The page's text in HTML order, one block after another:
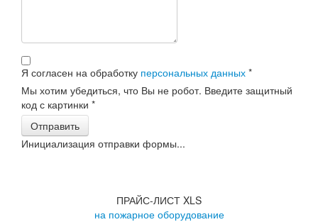
Я согласен на обработку персональных данных *
Мы хотим убедиться, что Вы не робот. Введите защитный
код с картинки *
Отправить
Инициализация отправки формы...
ПРАЙС-ЛИСТ XLS
на пожарное оборудование